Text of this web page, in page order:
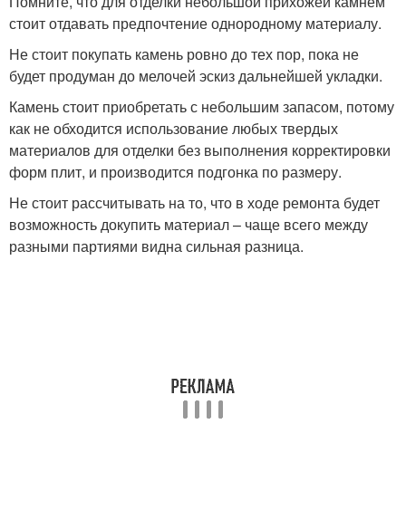
стоит отдавать предпочтение однородному материалу.
Не стоит покупать камень ровно до тех пор, пока не
будет продуман до мелочей эскиз дальнейшей укладки.
Камень стоит приобретать с небольшим запасом, потому
как не обходится использование любых твердых
материалов для отделки без выполнения корректировки
форм плит, и производится подгонка по размеру.
Не стоит рассчитывать на то, что в ходе ремонта будет
возможность докупить материал – чаще всего между
разными партиями видна сильная разница.